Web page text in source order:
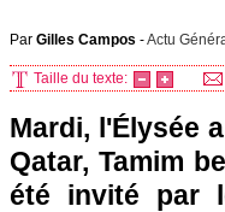
Par Gilles Campos -Actu
Taille du texte:
Mardi, l'Élysée
Qatar, Tamim
été invité par